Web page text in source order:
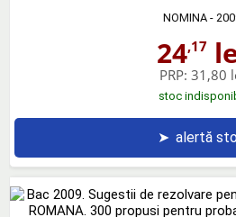
NOMINA-
24,17
PRP: 31,80
stoc
➤ alertă